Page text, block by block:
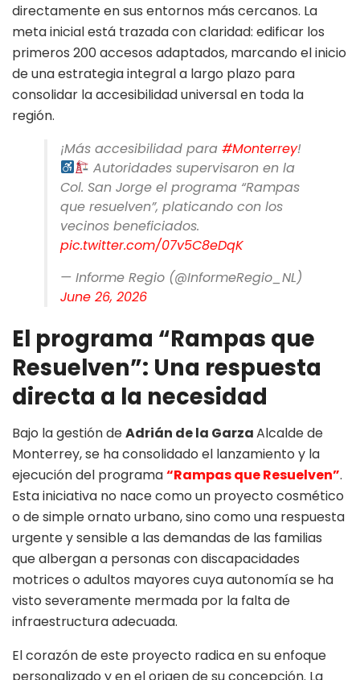
directamente en sus entornos más cercanos. La
meta inicial está trazada con claridad: edificar los
primeros 200 accesos adaptados, marcando el inicio
de una estrategia integral a largo plazo para
consolidar la accesibilidad universal en toda la
región.
¡Más accesibilidad para #Monterrey!
Autoridades supervisaron en la
Col. San Jorge el programa “Rampas
que resuelven”, platicando con los
vecinos beneficiados.
pic.twitter.com/07v5C8eDqK
— Informe Regio (@InformeRegio_NL)
June 26, 2026
El programa “Rampas que
Resuelven”: Una respuesta
directa a la necesidad
Bajo la gestión deAdrián de la GarzaAlcalde de
Monterrey, se ha consolidado el lanzamiento y la
ejecución del programa“Rampas que Resuelven”.
Esta iniciativa no nace como un proyecto cosmético
o de simple ornato urbano, sino como una respuesta
urgente y sensible a las demandas de las familias
que albergan a personas con discapacidades
motrices o adultos mayores cuya autonomía se ha
visto severamente mermada por la falta de
infraestructura adecuada.
El corazón de este proyecto radica en su enfoque
personalizado y en el origen de su concepción. La